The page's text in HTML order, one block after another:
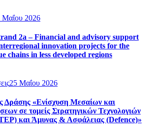
Μαΐου 2026
2a – Financial and advisory support
innovation projects for the
chains in less developed regions
25 Μαΐου 2026
Δράσης «Ενίσχυση Μεσαίων και
σε τομείς Στρατηγικών Τεχνολογιών
και Άμυνας & Ασφάλειας (Defence)»